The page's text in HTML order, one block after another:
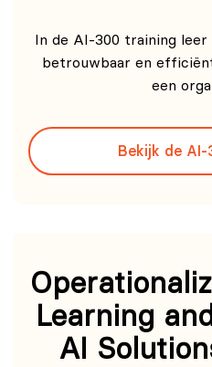
In de AI-300 training
betrouwbaar en
een
Bekijk de
Learning
AI